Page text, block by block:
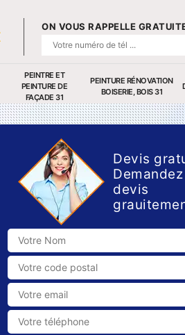
ON VOUS RAPPELLE
PEINTRE ET
PEINTURE DE
FAÇADE 31
PEINTURE RÉNOVATION
BOISERIE, BOIS 31
Devis
devis